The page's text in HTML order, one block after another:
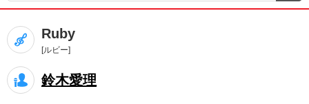
カラオケ＠DAM
ユーザー検索
キャンペーン
Ruby
[ルビー]
鈴木愛理